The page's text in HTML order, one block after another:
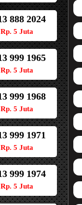
888 2024
Rp. 5 Juta
999 1965
Rp. 5 Juta
999 1968
Rp. 5 Juta
999 1971
Rp. 5 Juta
999 1974
Rp. 5 Juta